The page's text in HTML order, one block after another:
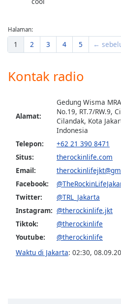
Opacity
Text
Color
Area
Background
Color
Opacity
Font
Halaman:
1 2 3 4 5 ←
Kontak radio
Alamat:
Gedung Wisma
No.19, RT.7/RW.9,
Cilandak, Kota
Indonesia
Telepon:
+62 21 390 8471
Situs:
therockinlife.com
Email:
Facebook:
Twitter:
@TRL_Jakarta
Instagram: @therockinlife.jkt
Tiktok:
@therockinlife
Youtube:
@therockinlife
Waktu di Jakarta: 02:30,